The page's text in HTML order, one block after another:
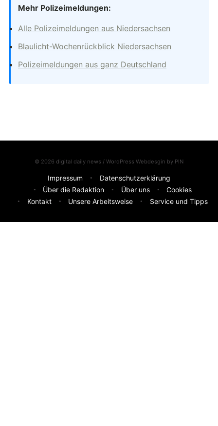
Mehr Polizeimeldungen:
Alle Polizeimeldungen aus Niedersachsen
Blaulicht-Wochenrückblick Niedersachsen
Polizeimeldungen aus ganz Deutschland
© 2026 digital daily news / WordPress Webdesgin by PIN
Impressum
Datenschutzerklärung
Über die Redaktion
Über uns
Cookies
Kontakt
Unsere Arbeitsweise Service und Tipps